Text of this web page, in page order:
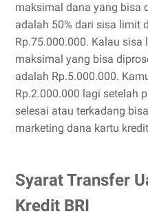
maksimal dana yang bisa
adalah 50% dari sisa limit
Rp.75.000.000. Kalau
maksimal yang bisa
adalah Rp.5.000.000.
Rp.2.000.000 lagi setelah
selesai atau terkadang
marketing dana kartu
Syarat Transfer
Kredit BRI